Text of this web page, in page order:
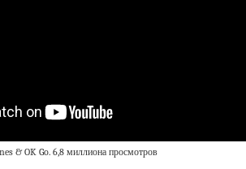
& OK Go. 6,8 миллиона просмотров